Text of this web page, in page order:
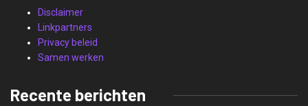
Disclaimer
Linkpartners
Privacy beleid
Samen werken
Recente berichten